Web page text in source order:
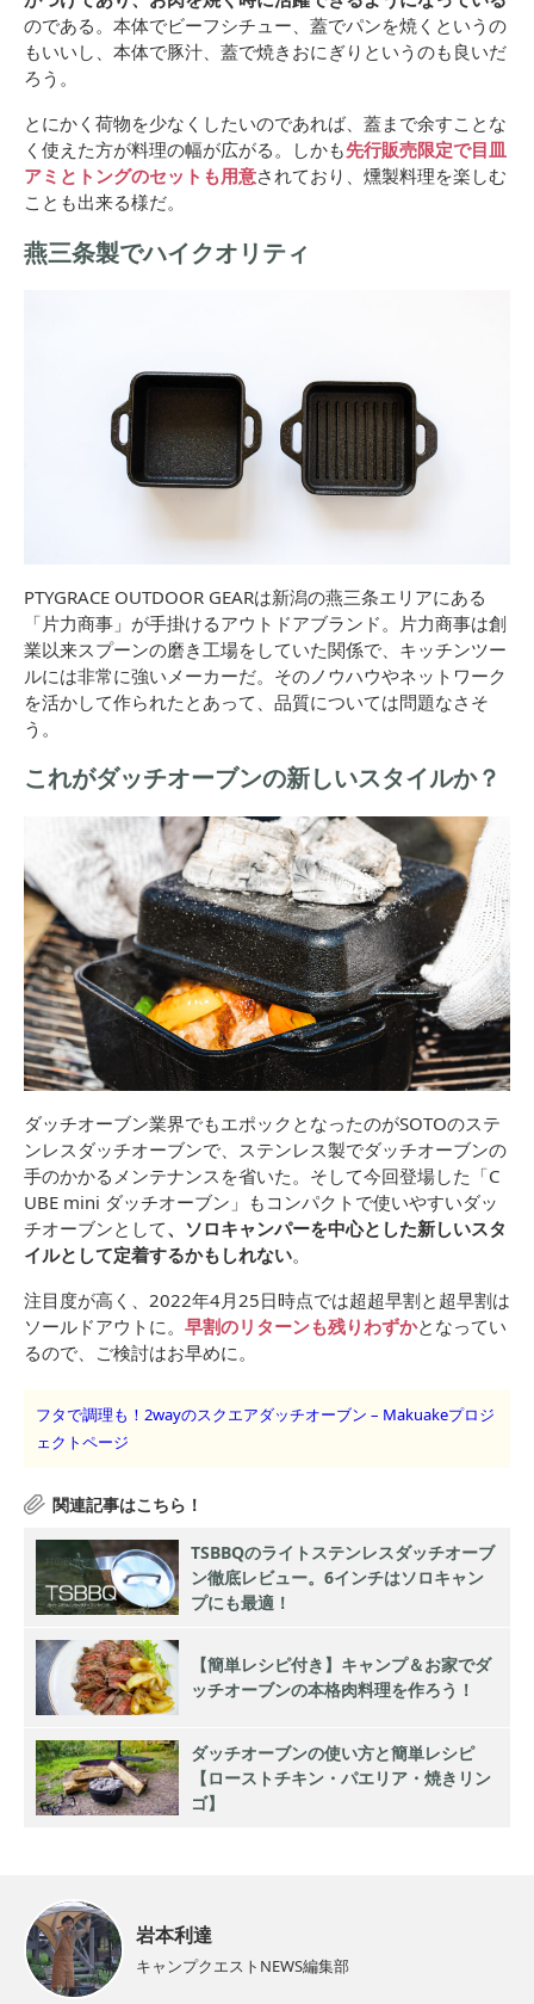
のである。本体でビーフシチュー、蓋でパンを焼くというの
もいいし、本体で豚汁、蓋で焼きおにぎりというのも良いだ
ろう。
とにかく荷物を少なくしたいのであれば、蓋まで余すことな
く使えた方が料理の幅が広がる。しかも先行販売限定で目皿
アミとトングのセットも用意されており、燻製料理を楽しむ
ことも出来る様だ。
燕三条製でハイクオリティ
PTYGRACE OUTDOOR GEARは新潟の燕三条エリアにある
「片力商事」が手掛けるアウトドアブランド。片力商事は創
業以来スプーンの磨き工場をしていた関係で、キッチンツー
ルには非常に強いメーカーだ。そのノウハウやネットワーク
を活かして作られたとあって、品質については問題なさそ
う。
これがダッチオーブンの新しいスタイルか？
ダッチオーブン業界でもエポックとなったのがSOTOのステ
ンレスダッチオーブンで、ステンレス製でダッチオーブンの
手のかかるメンテナンスを省いた。そして今回登場した「C
UBE mini ダッチオーブン」もコンパクトで使いやすいダッ
チオーブンとして、ソロキャンパーを中心とした新しいスタ
イルとして定着するかもしれない。
注目度が高く、2022年4月25日時点では超超早割と超早割は
ソールドアウトに。 早割のリターンも残りわずかとなってい
るので、ご検討はお早めに。
フタで調理も！2wayのスクエアダッチオーブン – Makuakeプロジ
ェクトページ
TSBBQのライトステンレスダッチオーブ
ン徹底レビュー。6インチはソロキャン
プにも最適！
【簡単レシピ付き】キャンプ＆お家でダ
ッチオーブンの本格肉料理を作ろう！
ダッチオーブンの使い方と簡単レシピ
【ローストチキン・パエリア・焼きリン
ゴ】
岩本利達
キャンプクエストNEWS編集部